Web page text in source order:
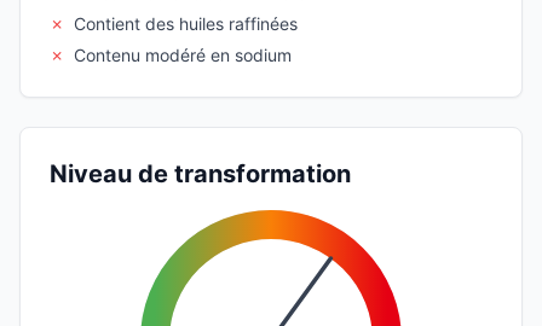
✗
Contient des huiles raffinées
✗
Contenu modéré en sodium
Niveau de transformation